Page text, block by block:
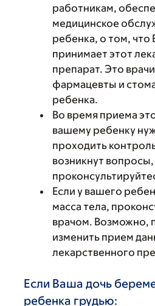
работникам,
медицинское
ребенка, о том,
принимает этот
препарат. Это
фармацевты и
ребенка.
Во время приема
вашему ребенку
проходить
возникнут вопросы,
Если у вашего
масса тела,
врачом. Возможно,
изменить прием
лекарственного
Если Ваша дочь
ребенка грудью: